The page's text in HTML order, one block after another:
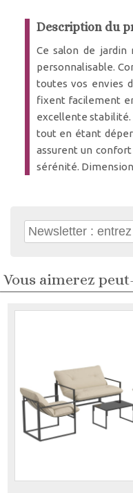
Description du
Ce salon de
personnalisable.
toutes vos envies
fixent facilement
excellente stabilité.
tout en étant
assurent un
sérénité.
Vous aimerez